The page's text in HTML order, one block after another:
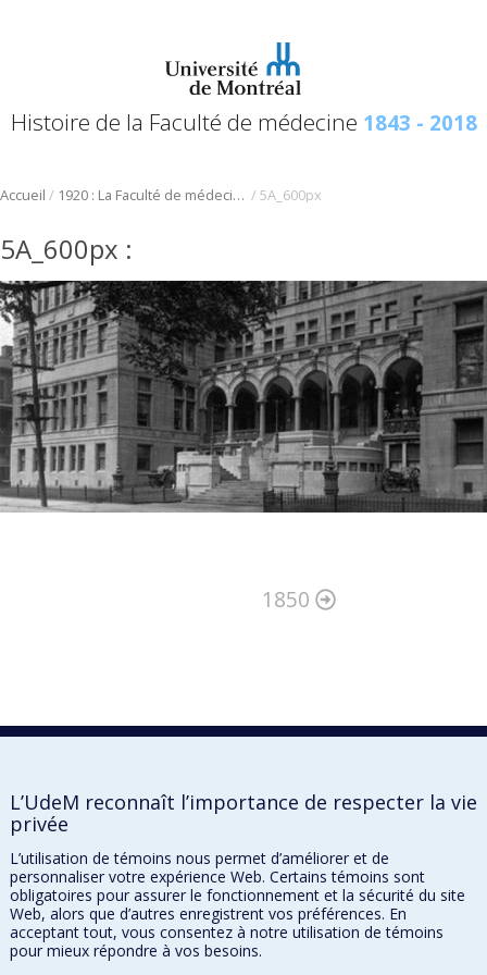
Histoire de la Faculté de médecine 1843 - 2018
Accueil / 1920 : La Faculté de médecine de l’Université de Montréal /5A_600px
5A_600px :
1850
L’UdeM reconnaît l’importance de respecter la vie
privée
L’utilisation de témoins nous permet d’améliorer et de
personnaliser votre expérience Web. Certains témoins sont
obligatoires pour assurer le fonctionnement et la sécurité du site
Web, alors que d’autres enregistrent vos préférences. En
acceptant tout, vous consentez à notre utilisation de témoins
pour mieux répondre à vos besoins.